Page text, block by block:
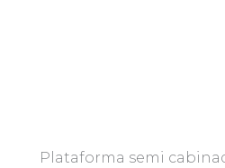
Plataforma semi